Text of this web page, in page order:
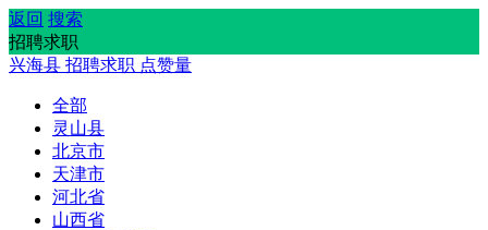
返回 搜索
招聘求职
兴海县 招聘求职 点赞量
全部
灵山县
北京市
天津市
河北省
山西省